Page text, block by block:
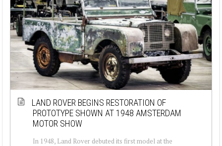
LAND ROVER BEGINS RESTORATION OF
PROTOTYPE SHOWN AT 1948 AMSTERDAM
MOTOR SHOW
In 1948, Land Rover debuted its first model at the